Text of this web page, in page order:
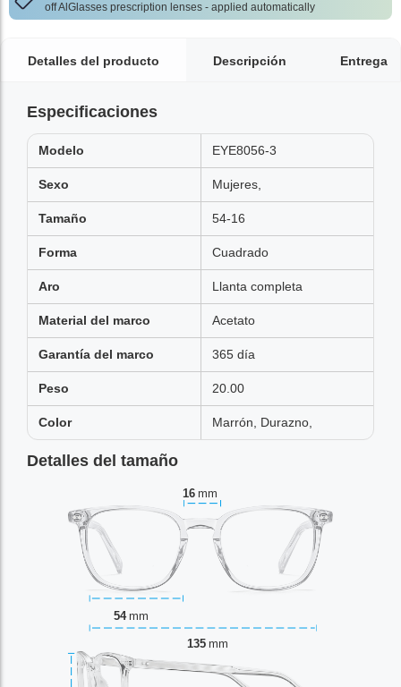
off AlGlasses prescription lenses - applied automatically
Detalles del producto Descripción Entrega
Especificaciones
Modelo EYE8056-3
Sexo Mujeres,
Tamaño 54-16
Forma Cuadrado
Aro Llanta completa
Material del marco Acetato
Garantía del marco 365 día
Peso 20.00
Color Marrón, Durazno,
Detalles del tamaño
16 mm
54 mm
135 mm